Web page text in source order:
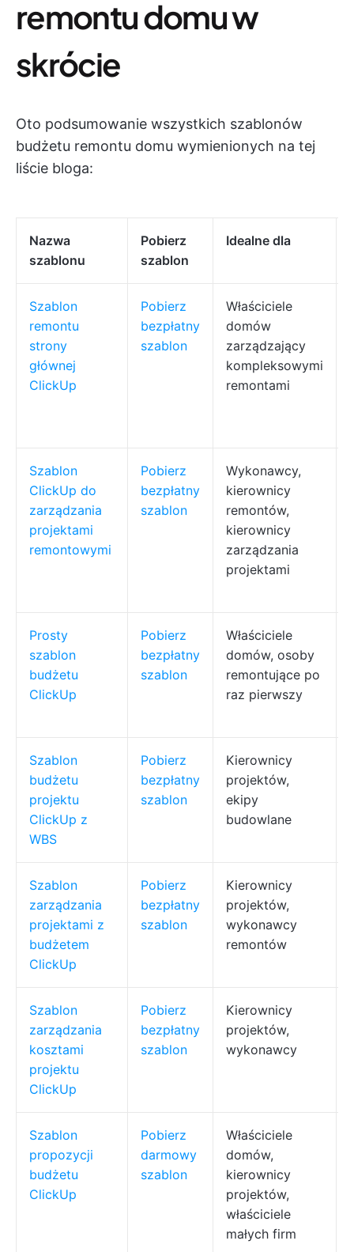
remontu domu w
skrócie
Oto podsumowanie wszystkich szablonów
budżetu remontu domu wymienionych na tej
liście bloga:
Nazwa
szablonu
Pobierz
szablon
Idealne dla
Szablon
remontu
strony
głównej
ClickUp
Pobierz
bezpłatny
szablon
Właściciele
domów
zarządzający
kompleksowymi
remontami
Szablon
ClickUp do
zarządzania
projektami
remontowymi
Pobierz
bezpłatny
szablon
Wykonawcy,
kierownicy
remontów,
kierownicy
zarządzania
projektami
Prosty
szablon
budżetu
ClickUp
Pobierz
bezpłatny
szablon
Właściciele
domów, osoby
remontujące po
raz pierwszy
Szablon
budżetu
projektu
ClickUp z
WBS
Pobierz
bezpłatny
szablon
Kierownicy
projektów,
ekipy
budowlane
Szablon
zarządzania
projektami z
budżetem
ClickUp
Pobierz
bezpłatny
szablon
Kierownicy
projektów,
wykonawcy
remontów
Szablon
zarządzania
kosztami
projektu
ClickUp
Pobierz
bezpłatny
szablon
Kierownicy
projektów,
wykonawcy
Szablon
propozycji
budżetu
ClickUp
Pobierz
darmowy
szablon
Właściciele
domów,
kierownicy
projektów,
właściciele
małych firm